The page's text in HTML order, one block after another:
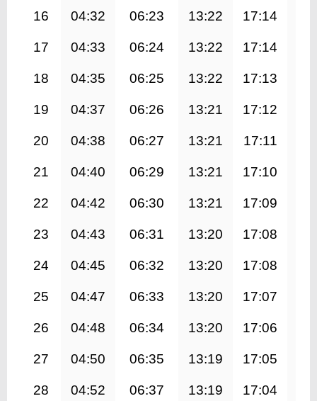
16 04:32 06:23 13:22 17:14
17 04:33 06:24 13:22 17:14
18 04:35 06:25 13:22 17:13
19 04:37 06:26 13:21 17:12
20 04:38 06:27 13:21 17:11
21 04:40 06:29 13:21 17:10
22 04:42 06:30 13:21 17:09
23 04:43 06:31 13:20 17:08
24 04:45 06:32 13:20 17:08
25 04:47 06:33 13:20 17:07
26 04:48 06:34 13:20 17:06
27 04:50 06:35 13:19 17:05
28 04:52 06:37 13:19 17:04